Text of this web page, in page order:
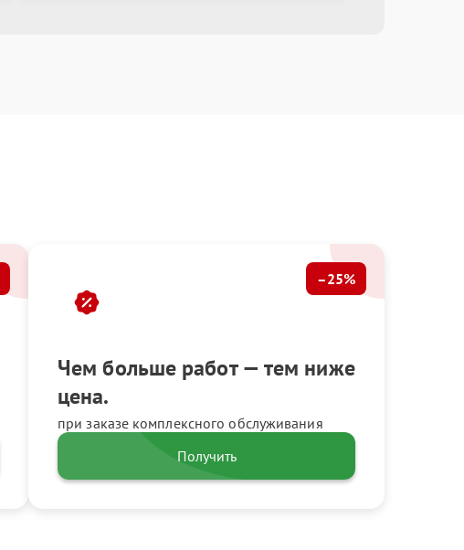
Чем больше работ — тем ниже
цена.
при заказе комплексного обслуживания
–25%
Получить